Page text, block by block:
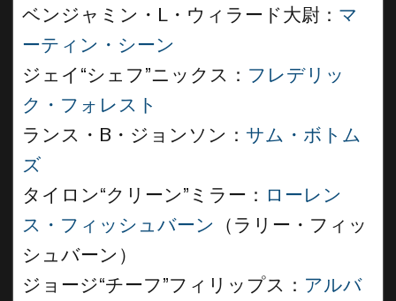
ベンジャミン・L・ウィラード大尉： マ
ーティン・シーン
ジェイ“シェフ”ニックス： フレデリッ
ク・フォレスト
ランス・B・ジョンソン： サム・ボトム
ズ
タイロン“クリーン”ミラー： ローレン
ス・フィッシュバーン
（ラリー・フィッ
シュバーン）
ジョージ“チーフ”フィリップス： アルバ